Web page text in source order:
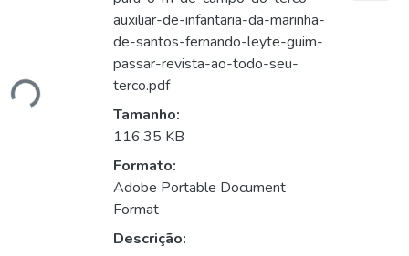
auxiliar-de-infantaria-da-marinha-
de-santos-fernando-leyte-guim-
passar-revista-ao-todo-seu-
terco.pdf
Tamanho:
116,35 KB
Formato:
Adobe Portable Document
Format
Descrição: